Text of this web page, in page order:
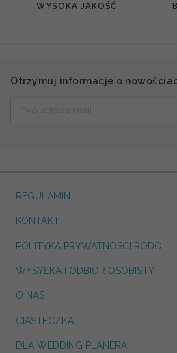
WYSOKA JAKOŚĆ
Otrzymuj informacje o
REGULAMIN
KONTAKT
POLITYKA PRYWATNOSCI RODO
WYSYŁKA I ODBIÓR OSOBISTY
O NAS
CIASTECZKA
DLA WEDDING PLANERA